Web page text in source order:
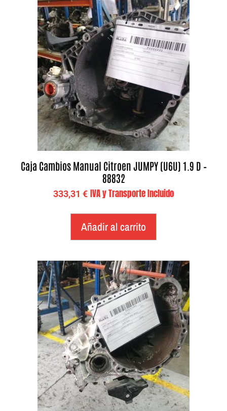
Caja Cambios Manual Citroen JUMPY (U6U) 1.9 D –
88832
333,31 € IVA y Transporte Incluido
Añadir al carrito